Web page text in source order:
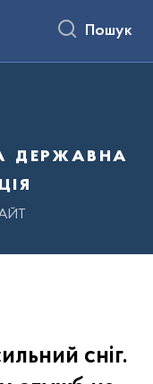
Пошук
державна
сніг.